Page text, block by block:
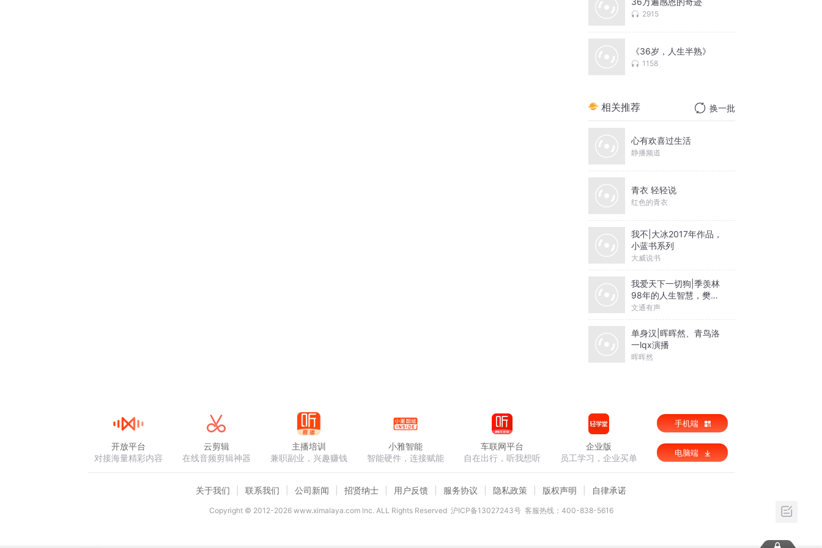
2915
《36岁，人生半熟》
1158
相关推荐 换一批
心有欢喜过生活
静播频道
青衣 轻轻说
红色的青衣
我不|大冰2017年作品，
小蓝书系列
大威说书
我爱天下一切狗|季羡林
98年的人生智慧，樊登
推荐
文通有声
单身汉|晖晖然、青鸟洛
一lqx演播
晖晖然
开放平台
对接海量精彩内容
云剪辑
在线音频剪辑神器
主播培训
兼职副业，兴趣赚钱
小雅智能
智能硬件，连接赋能
车联网平台
自在出行，听我想听
企业版
员工学习，企业买单
手机端
电脑端
关于我们 联系我们 公司新闻 招贤纳士 用户反馈 服务协议 隐私政策 版权声明 自律承诺
Copyright © 2012-2026www.ximalaya.com lnc. ALL Rights Reserved 沪ICP备13027243号 客服热线：400-838-5616